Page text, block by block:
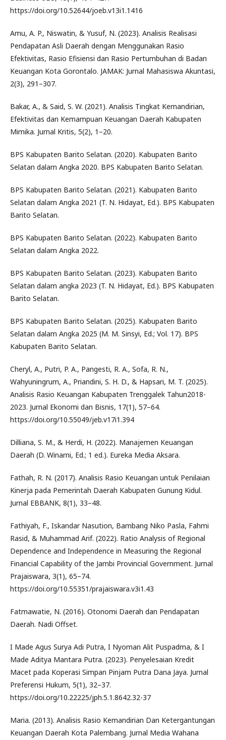
https://doi.org/10.52644/joeb.v13i1.1416
Amu, A. P., Niswatin, & Yusuf, N. (2023). Analisis Realisasi
Pendapatan Asli Daerah dengan Menggunakan Rasio
Efektivitas, Rasio Efisiensi dan Rasio Pertumbuhan di Badan
Keuangan Kota Gorontalo. JAMAK: Jurnal Mahasiswa Akuntasi,
2(3), 291–307.
Bakar, A., & Said, S. W. (2021). Analisis Tingkat Kemandirian,
Efektivitas dan Kemampuan Keuangan Daerah Kabupaten
Mimika. Jurnal Kritis, 5(2), 1–20.
BPS Kabupaten Barito Selatan. (2020). Kabupaten Barito
Selatan dalam Angka 2020. BPS Kabupaten Barito Selatan.
BPS Kabupaten Barito Selatan. (2021). Kabupaten Barito
Selatan dalam Angka 2021 (T. N. Hidayat, Ed.). BPS Kabupaten
Barito Selatan.
BPS Kabupaten Barito Selatan. (2022). Kabupaten Barito
Selatan dalam Angka 2022.
BPS Kabupaten Barito Selatan. (2023). Kabupaten Barito
Selatan dalam angka 2023 (T. N. Hidayat, Ed.). BPS Kabupaten
Barito Selatan.
BPS Kabupaten Barito Selatan. (2025). Kabupaten Barito
Selatan dalam Angka 2025 (M. M. Sinsyi, Ed.; Vol. 17). BPS
Kabupaten Barito Selatan.
Cheryl, A., Putri, P. A., Pangesti, R. A., Sofa, R. N.,
Wahyuningrum, A., Priandini, S. H. D., & Hapsari, M. T. (2025).
Analisis Rasio Keuangan Kabupaten Trenggalek Tahun2018-
2023. Jurnal Ekonomi dan Bisnis, 17(1), 57–64.
https://doi.org/10.55049/jeb.v17i1.394
Dilliana, S. M., & Herdi, H. (2022). Manajemen Keuangan
Daerah (D. Winarni, Ed.; 1 ed.). Eureka Media Aksara.
Fathah, R. N. (2017). Analisis Rasio Keuangan untuk Penilaian
Kinerja pada Pemerintah Daerah Kabupaten Gunung Kidul.
Jurnal EBBANK, 8(1), 33–48.
Fathiyah, F., Iskandar Nasution, Bambang Niko Pasla, Fahmi
Rasid, & Muhammad Arif. (2022). Ratio Analysis of Regional
Dependence and Independence in Measuring the Regional
Financial Capability of the Jambi Provincial Government. Jurnal
Prajaiswara, 3(1), 65–74.
https://doi.org/10.55351/prajaiswara.v3i1.43
Fatmawatie, N. (2016). Otonomi Daerah dan Pendapatan
Daerah. Nadi Offset.
I Made Agus Surya Adi Putra, I Nyoman Alit Puspadma, & I
Made Aditya Mantara Putra. (2023). Penyelesaian Kredit
Macet pada Koperasi Simpan Pinjam Putra Dana Jaya. Jurnal
Preferensi Hukum, 5(1), 32–37.
https://doi.org/10.22225/jph.5.1.8642.32-37
Maria. (2013). Analisis Rasio Kemandirian Dan Ketergantungan
Keuangan Daerah Kota Palembang. Jurnal Media Wahana